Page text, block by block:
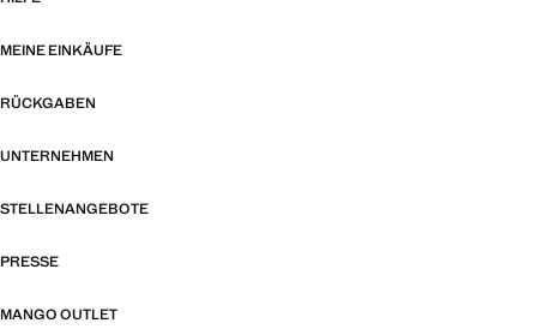
MEINE EINKÄUFE
RÜCKGABEN
UNTERNEHMEN
STELLENANGEBOTE
PRESSE
MANGO OUTLET